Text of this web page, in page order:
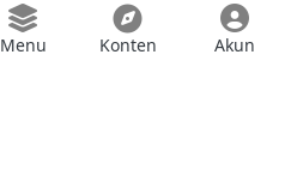
Menu Konten Akun